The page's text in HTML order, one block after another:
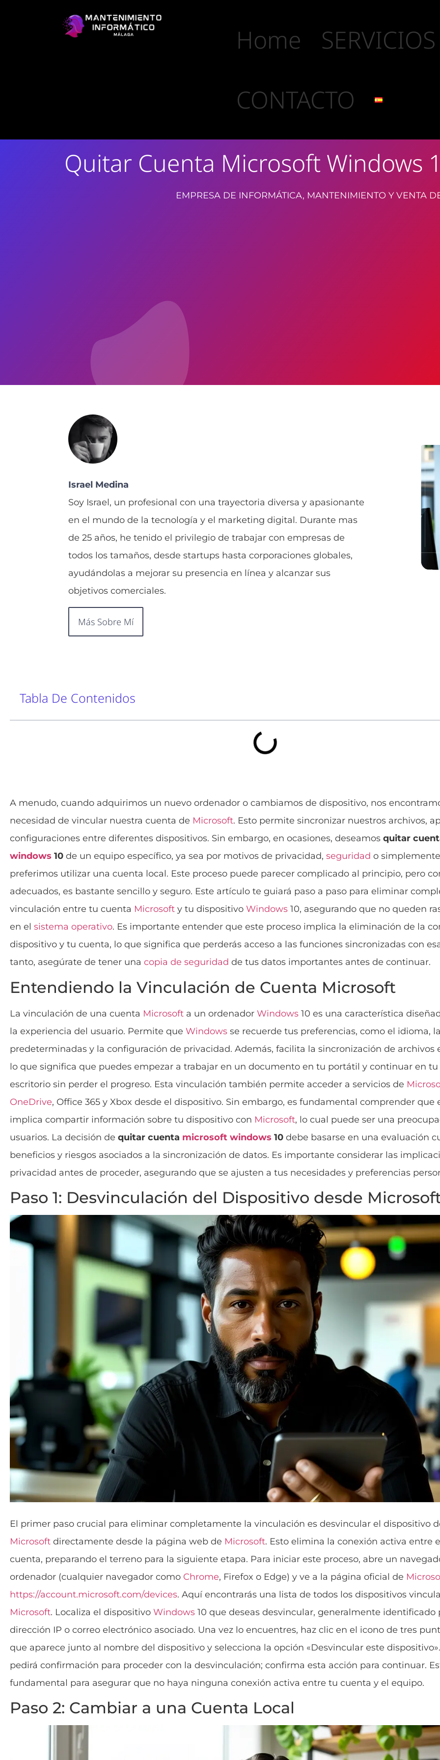
Home SERVICIOS
CONTACTO
Quitar Cuenta Microsoft Windows
EMPRESA DE INFORMÁTICA, MANTENIMIENTO Y VENTA
Israel Medina
Soy Israel, un profesional con una trayectoria diversa y apasionante
en el mundo de la tecnología y el marketing digital. Durante mas
de 25 años, he tenido el privilegio de trabajar con empresas de
todos los tamaños, desde startups hasta corporaciones globales,
ayudándolas a mejorar su presencia en línea y alcanzar sus
objetivos comerciales.
Más Sobre Mí
Tabla De Contenidos
A menudo, cuando adquirimos un nuevo ordenador o cambiamos de dispositivo, nos
necesidad de vincular nuestra cuenta de Microsoft. Esto permite sincronizar nuestros archivos,
configuraciones entre diferentes dispositivos. Sin embargo, en ocasiones, deseamos quitar
windows 10 de un equipo específico, ya sea por motivos de privacidad, seguridad o
preferimos utilizar una cuenta local. Este proceso puede parecer complicado al principio, pero
adecuados, es bastante sencillo y seguro. Este artículo te guiará paso a paso para eliminar
vinculación entre tu cuenta Microsoft y tu dispositivo Windows 10, asegurando que no queden
en el sistema operativo. Es importante entender que este proceso implica la eliminación de la
dispositivo y tu cuenta, lo que significa que perderás acceso a las funciones sincronizadas con
tanto, asegúrate de tener una copia de seguridad de tus datos importantes antes de continuar.
Entendiendo la Vinculación de Cuenta Microsoft
La vinculación de una cuenta Microsoft a un ordenador Windows 10 es una característica
la experiencia del usuario. Permite que Windows se recuerde tus preferencias, como el idioma,
predeterminadas y la configuración de privacidad. Además, facilita la sincronización de archivos
lo que significa que puedes empezar a trabajar en un documento en tu portátil y continuar en
escritorio sin perder el progreso. Esta vinculación también permite acceder a servicios de
OneDrive, Office 365 y Xbox desde el dispositivo. Sin embargo, es fundamental comprender que
implica compartir información sobre tu dispositivo con Microsoft, lo cual puede ser una
usuarios. La decisión de quitar cuenta microsoft windows 10 debe basarse en una evaluación
beneficios y riesgos asociados a la sincronización de datos. Es importante considerar las
privacidad antes de proceder, asegurando que se ajusten a tus necesidades y preferencias
Paso 1: Desvinculación del Dispositivo desde
El primer paso crucial para eliminar completamente la vinculación es desvincular el dispositivo
Microsoft directamente desde la página web de Microsoft. Esto elimina la conexión activa entre
cuenta, preparando el terreno para la siguiente etapa. Para iniciar este proceso, abre un
ordenador (cualquier navegador como Chrome, Firefox o Edge) y ve a la página oficial de
https://account.microsoft.com/devices. Aquí encontrarás una lista de todos los dispositivos
Microsoft. Localiza el dispositivo Windows 10 que deseas desvincular, generalmente identificado
dirección IP o correo electrónico asociado. Una vez lo encuentres, haz clic en el icono de tres
que aparece junto al nombre del dispositivo y selecciona la opción «Desvincular este dispositivo».
pedirá confirmación para proceder con la desvinculación; confirma esta acción para continuar.
fundamental para asegurar que no haya ninguna conexión activa entre tu cuenta y el equipo.
Paso 2: Cambiar a una Cuenta Local